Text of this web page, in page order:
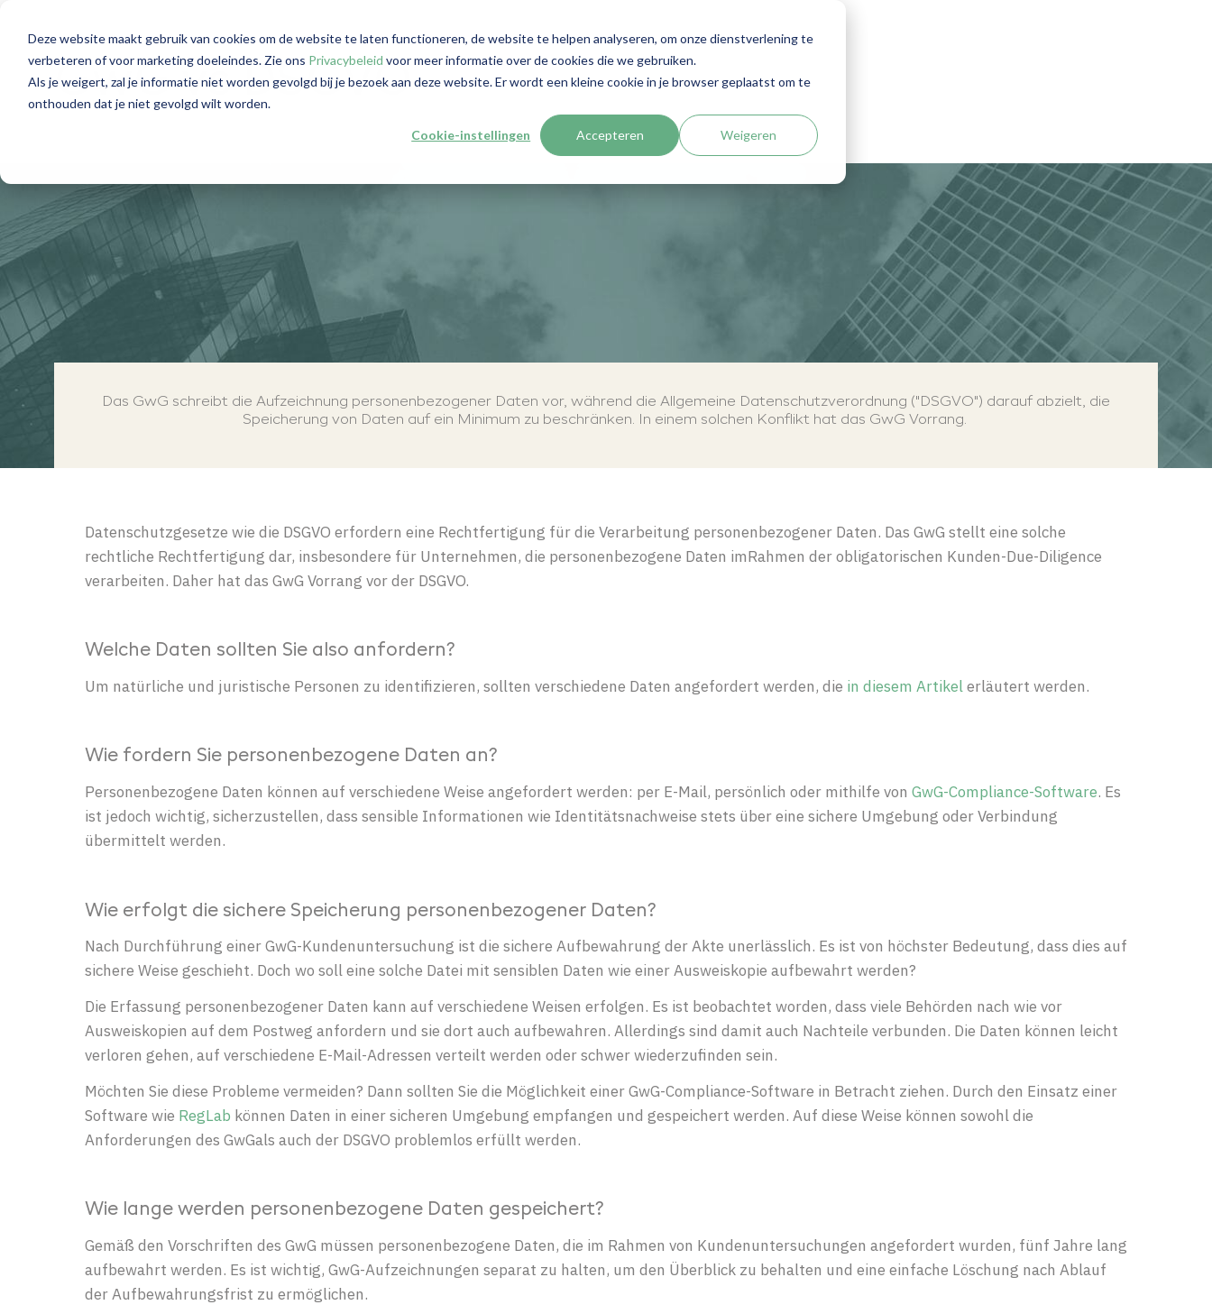
Deze website maakt gebruik van cookies om de website te laten functioneren, de website te helpen analyseren, om onze dienstverlening te
verbeteren of voor marketing doeleindes. Zie ons Privacybeleid voor meer informatie over de cookies die we gebruiken.
Als je weigert, zal je informatie niet worden gevolgd bij je bezoek aan deze website. Er wordt een kleine cookie in je browser geplaatst om te
onthouden dat je niet gevolgd wilt worden.
Cookie-instellingen Accepteren Weigeren
GwG vs DSGVO
Das GwG schreibt die Aufzeichnung personenbezogener Daten vor, während die Allgemeine Datenschutzverordnung ("DSGVO") darauf abzielt, die
Speicherung von Daten auf ein Minimum zu beschränken. In einem solchen Konflikt hat das GwG Vorrang.
Datenschutzgesetze wie die DSGVO erfordern eine Rechtfertigung für die Verarbeitung personenbezogener Daten. Das GwG stellt eine solche
rechtliche Rechtfertigung dar, insbesondere für Unternehmen, die personenbezogene Daten imRahmen derobligatorischen Kunden-Due-Diligence
verarbeiten. Daher hat das GwG Vorrang vorder DSGVO.
Welche Daten sollten Sie also anfordern?
Um natürliche und juristische Personen zu identifizieren, sollten verschiedene Daten angefordert werden, die in diesem Artikelerläutert werden.
Wie fordern Sie personenbezogene Daten an?
Personenbezogene Daten können auf verschiedene Weise angefordert werden: per E-Mail, persönlich oder mithilfe von GwG-Compliance-Software. Es
ist jedoch wichtig, sicherzustellen, dass sensible Informationen wie Identitätsnachweise stets über eine sichere Umgebung oder Verbindung
übermittelt werden.
Wie erfolgt die sichere Speicherung personenbezogener Daten?
Nach Durchführung einer GwG-Kundenuntersuchung ist die sichere Aufbewahrung der Akte unerlässlich. Es ist von höchster Bedeutung, dass dies auf
sichere Weise geschieht. Doch wo soll eine solche Datei mit sensiblen Daten wie einer Ausweiskopie aufbewahrt werden?
Die Erfassung personenbezogener Daten kann auf verschiedene Weisen erfolgen. Es ist beobachtet worden, dass viele Behörden nach wie vor
Ausweiskopien auf dem Postweg anfordern und sie dort auch aufbewahren. Allerdings sind damit auch Nachteile verbunden. Die Daten können leicht
verloren gehen, auf verschiedene E-Mail-Adressen verteilt werden oder schwer wiederzufinden sein.
Möchten Sie diese Probleme vermeiden? Dann sollten Sie die Möglichkeit einer GwG-Compliance-Software in Betracht ziehen. Durch den Einsatz einer
Software wie RegLab können Daten in einer sicheren Umgebung empfangen und gespeichert werden. Auf diese Weise können sowohl die
Anforderungen des GwGals auch der DSGVO problemlos erfüllt werden.
Wie lange werden personenbezogene Daten gespeichert?
Gemäß den Vorschriften des GwG müssen personenbezogene Daten, die im Rahmen von Kundenuntersuchungen angefordert wurden, fünf Jahre lang
aufbewahrt werden. Es ist wichtig, GwG-Aufzeichnungen separat zu halten, um den Überblick zu behalten und eine einfache Löschung nach Ablauf
der Aufbewahrungsfrist zu ermöglichen.